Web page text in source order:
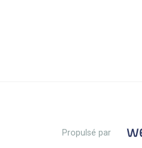
Propulsé par